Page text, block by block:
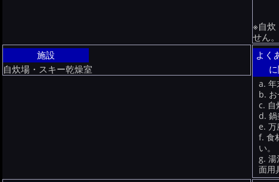
※自炊
せん。
施設
自炊場・スキー乾燥室
よく
年
自
鍋
万
食
い。
湯
面用